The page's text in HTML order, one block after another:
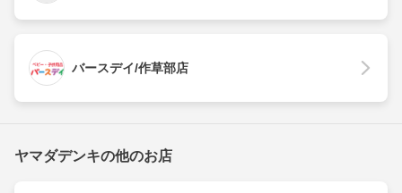
バースデイ/作草部店
ヤマダデンキの他のお店